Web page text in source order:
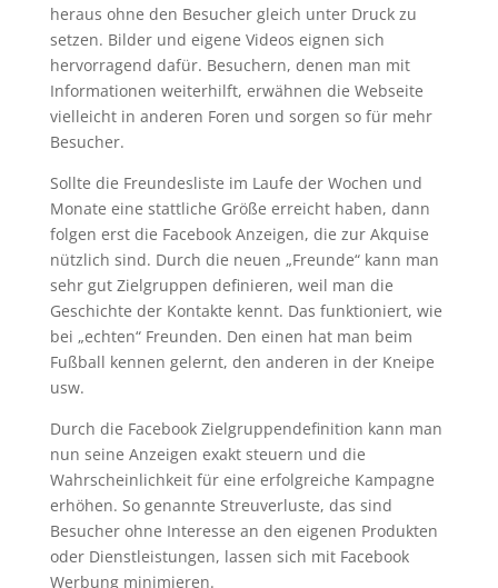
heraus ohne den Besucher gleich unter Druck zu
setzen. Bilder und eigene Videos eignen sich
hervorragend dafür. Besuchern, denen man mit
Informationen weiterhilft, erwähnen die Webseite
vielleicht in anderen Foren und sorgen so für mehr
Besucher.
Sollte die Freundesliste im Laufe der Wochen und
Monate eine stattliche Größe erreicht haben, dann
folgen erst die Facebook Anzeigen, die zur Akquise
nützlich sind. Durch die neuen „Freunde“ kann man
sehr gut Zielgruppen definieren, weil man die
Geschichte der Kontakte kennt. Das funktioniert, wie
bei „echten“ Freunden. Den einen hat man beim
Fußball kennen gelernt, den anderen in der Kneipe
usw.
Durch die Facebook Zielgruppendefinition kann man
nun seine Anzeigen exakt steuern und die
Wahrscheinlichkeit für eine erfolgreiche Kampagne
erhöhen. So genannte Streuverluste, das sind
Besucher ohne Interesse an den eigenen Produkten
oder Dienstleistungen, lassen sich mit Facebook
Werbung minimieren.